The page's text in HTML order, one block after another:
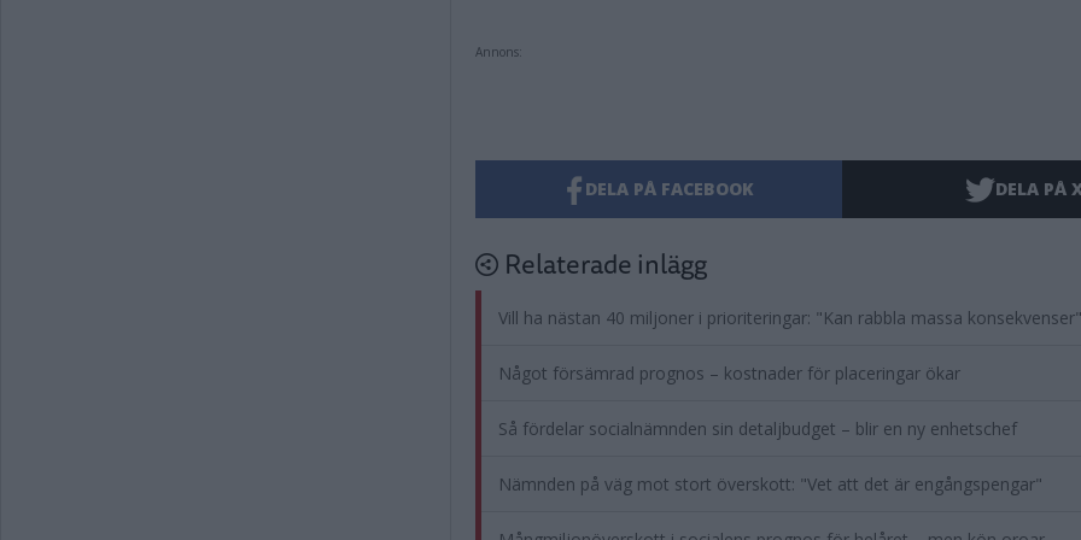
Annons:
DELA PÅ FACEBOOK DELA PÅ
Relaterade inlägg
Vill ha nästan 40 miljoner i prioriteringar: "Kan rabbla massa konsekvenser"
Något försämrad prognos – kostnader för placeringar ökar
Så fördelar socialnämnden sin detaljbudget – blir en ny enhetschef
Nämnden på väg mot stort överskott: "Vet att det är engångspengar"